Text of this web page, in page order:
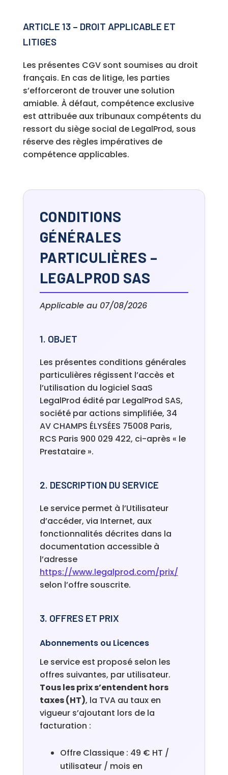
ARTICLE 13 – DROIT APPLICABLE ET
LITIGES
Les présentes CGV sont soumises au droit
français. En cas de litige, les parties
s’efforceront de trouver une solution
amiable. À défaut, compétence exclusive
est attribuée aux tribunaux compétents du
ressort du siège social de LegalProd, sous
réserve des règles impératives de
compétence applicables.
CONDITIONS
GÉNÉRALES
PARTICULIÈRES –
LEGALPROD SAS
Applicable au 07/08/2026
1. OBJET
Les présentes conditions générales
particulières régissent l’accès et
l’utilisation du logiciel SaaS
LegalProd édité par LegalProd SAS,
société par actions simplifiée, 34
AV CHAMPS ÉLYSÉES 75008 Paris,
RCS Paris 900 029 422, ci-après « le
Prestataire ».
2. DESCRIPTION DU SERVICE
Le service permet à l’Utilisateur
d’accéder, via Internet, aux
fonctionnalités décrites dans la
documentation accessible à
l’adresse
https://www.legalprod.com/prix/
selon l’offre souscrite.
3. OFFRES ET PRIX
Abonnements ou Licences
Le service est proposé selon les
offres suivantes, par utilisateur.
Tous les prix s’entendent hors
taxes (HT), la TVA au taux en
vigueur s’ajoutant lors de la
facturation :
Offre Classique : 49 € HT /
utilisateur / mois en